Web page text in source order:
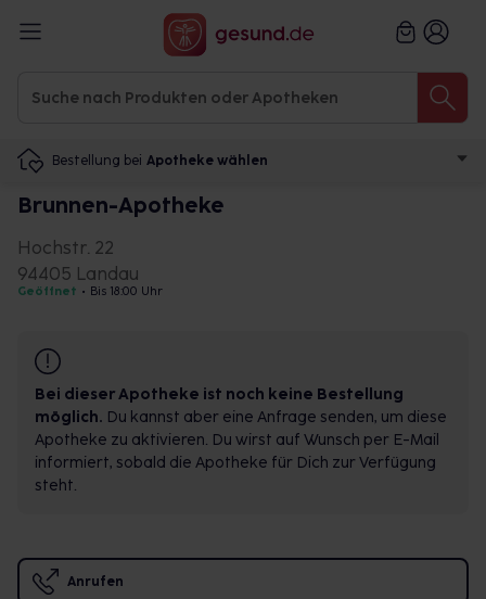
Bestellung bei Apotheke wählen
Brunnen-Apotheke
Hochstr. 22
94405 Landau
Geöffnet • Bis 18:00 Uhr
Bei dieser Apotheke ist noch keine Bestellung
möglich. Du kannst aber eine Anfrage senden, um diese
Apotheke zu aktivieren. Du wirst auf Wunsch per E-Mail
informiert, sobald die Apotheke für Dich zur Verfügung
steht.
Anrufen